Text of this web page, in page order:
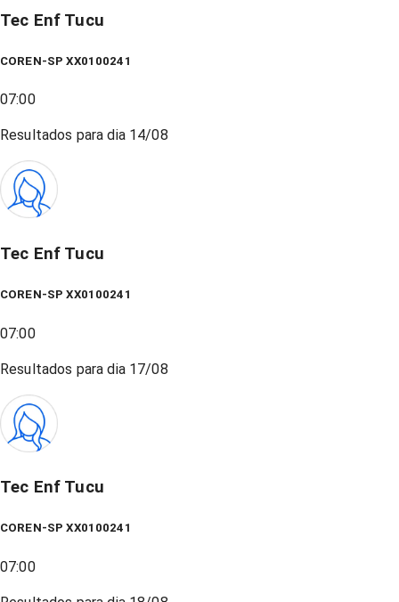
Tec Enf Tucu
COREN-SP XX0100241
07:00
Resultados para dia 14/08
Tec Enf Tucu
COREN-SP XX0100241
07:00
Resultados para dia 17/08
Tec Enf Tucu
COREN-SP XX0100241
07:00